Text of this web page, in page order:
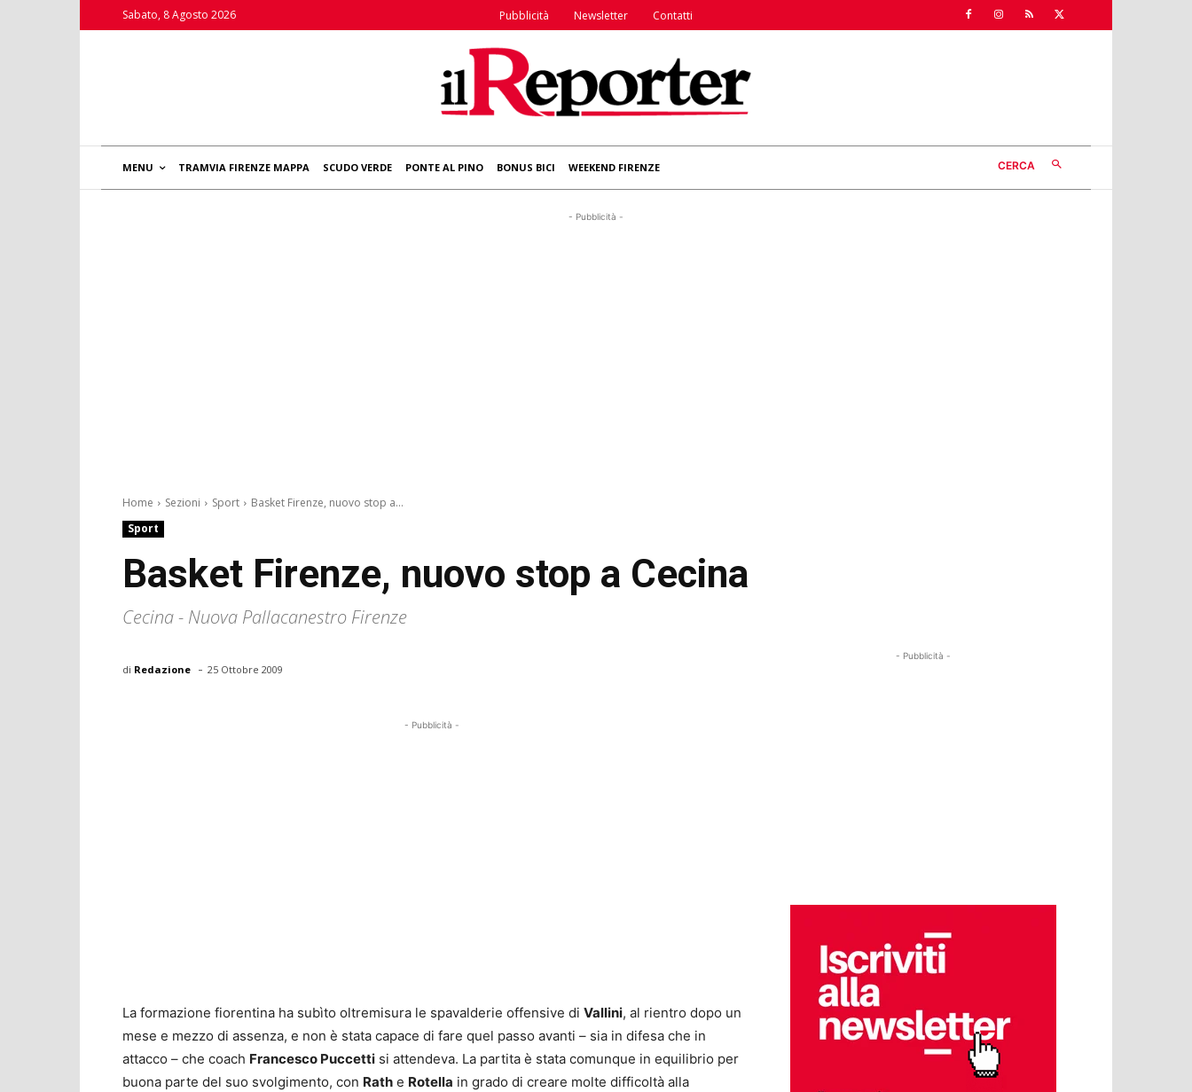
Sabato, 8 Agosto 2026 Pubblicità Newsletter Contatti
MENU TRAMVIA FIRENZE MAPPA SCUDO VERDE PONTE AL PINO BONUS BICI WEEKEND FIRENZE CERCA
- Pubblicità -
Home Sezioni Sport
Basket Firenze, nuovo stop a...
Sport
Basket Firenze, nuovo stop a Cecina
Cecina - Nuova Pallacanestro Firenze
di Redazione - 25 Ottobre 2009
- Pubblicità -
La formazione fiorentina ha subìto oltremisura le spavalderie offensive di Vallini, al rientro dopo un
mese e mezzo di assenza, e non è stata capace di fare quel passo avanti – sia in difesa che in
attacco – che coach Francesco Puccetti si attendeva. La partita è stata comunque in equilibrio per
buona parte del suo svolgimento, con Rath e Rotella in grado di creare molte difficoltà alla
- Pubblicità -